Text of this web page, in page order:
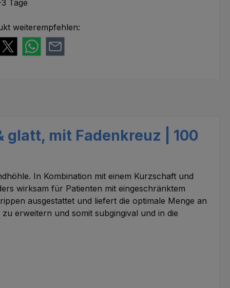
Tage
weiterempfehlen:
mit Fadenkreuz | 100
In Kombination mit einem Kurzschaft und
wirksam für Patienten mit eingeschränktem
ausgestattet und liefert die optimale Menge an
erweitern und somit subgingival und in die